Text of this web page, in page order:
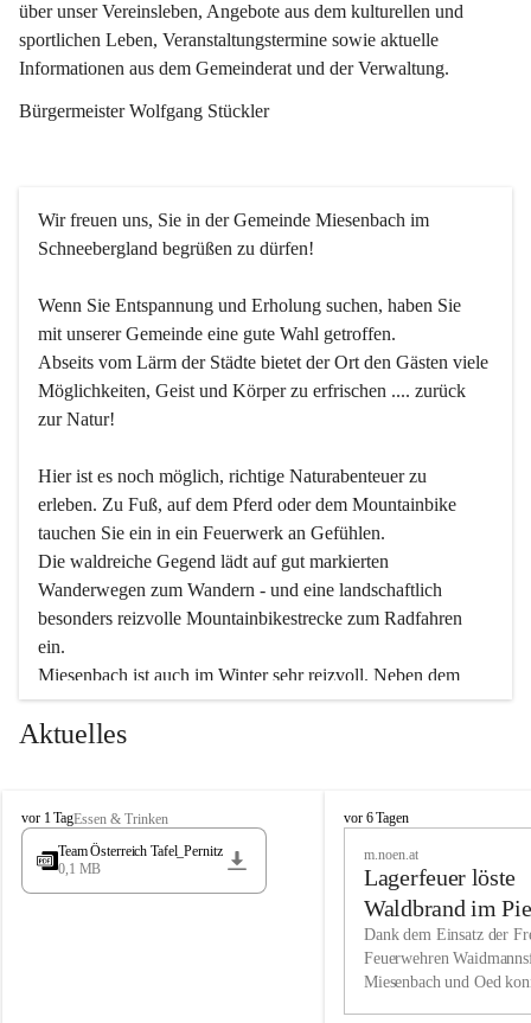
über unser Vereinsleben, Angebote aus dem kulturellen und
sportlichen Leben, Veranstaltungstermine sowie aktuelle
Informationen aus dem Gemeinderat und der Verwaltung.
Bürgermeister Wolfgang Stückler
Wir freuen uns, Sie in der Gemeinde Miesenbach im
Schneebergland begrüßen zu dürfen!
Wenn Sie Entspannung und Erholung suchen, haben Sie
mit unserer Gemeinde eine gute Wahl getroffen.
Abseits vom Lärm der Städte bietet der Ort den Gästen viele
Möglichkeiten, Geist und Körper zu erfrischen .... zurück
zur Natur!
Hier ist es noch möglich, richtige Naturabenteuer zu
erleben. Zu Fuß, auf dem Pferd oder dem Mountainbike
tauchen Sie ein in ein Feuerwerk an Gefühlen.
Die waldreiche Gegend lädt auf gut markierten
Wanderwegen zum Wandern - und eine landschaftlich
besonders reizvolle Mountainbikestrecke zum Radfahren
ein.
Miesenbach ist auch im Winter sehr reizvoll. Neben dem
Eisstockschießen gibt es auf dem nahe gelegenen Unterberg
wunderschöne Naturschneepisten, die zum Schifahren oder
vielfältige Angebot unserer Kulturvereine.
Überzeugen Sie sich selbst, dass Sie in Miesenbach sowie
in den Beherbergungsbetrieben, Gaststätten und urigen
Wir kennen Miesenbach als lebens- und liebenswerten Ort.
Tradition und Innovation werden ebenso groß geschrieben
Aktuelles
M
i
s
vor 1 TagEssen & Trinken
Team Österreich Tafel_Pernitz
0,1 MB
M
h
vor 6 Tagen
m.noen.at
Lagerfeuer löste
Waldbrand im
aus
Dank dem Einsatz der
Feuerwehren
Miesenbach und Oed